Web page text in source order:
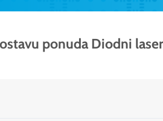
ponuda Diodni